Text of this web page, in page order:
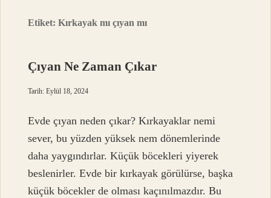
Etiket:Kırkayak mı çıyan mı
Çıyan Ne Zaman Çıkar
Tarih: Eylül 18, 2024
Evde çıyan neden çıkar? Kırkayaklar nemi
sever, bu yüzden yüksek nem dönemlerinde
daha yaygındırlar. Küçük böcekleri yiyerek
beslenirler. Evde bir kırkayak görülürse, başka
küçük böcekler de olması kaçınılmazdır. Bu